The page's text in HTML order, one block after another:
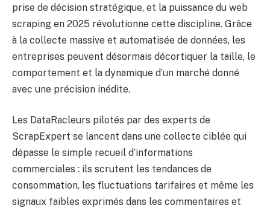
prise de décision stratégique, et la puissance du web
scraping en 2025 révolutionne cette discipline. Grâce
à la collecte massive et automatisée de données, les
entreprises peuvent désormais décortiquer la taille, le
comportement et la dynamique d’un marché donné
avec une précision inédite.
Les DataRacleurs pilotés par des experts de
ScrapExpert se lancent dans une collecte ciblée qui
dépasse le simple recueil d’informations
commerciales : ils scrutent les tendances de
consommation, les fluctuations tarifaires et même les
signaux faibles exprimés dans les commentaires et